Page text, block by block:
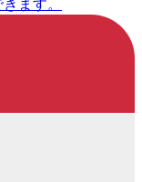
ます。